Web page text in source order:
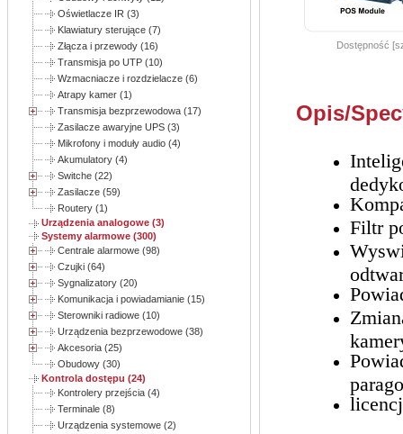
Oświetlacze IR (3)
Klawiatury sterujące (7)
Złącza i przewody (16)
Transmisja po UTP (10)
Wzmacniacze i rozdzielacze (6)
Atrapy kamer (1)
Transmisja bezprzewodowa (17)
Zasilacze awaryjne UPS (3)
Mikrofony i moduły audio (4)
Akumulatory (4)
Switche (22)
Zasilacze (59)
Routery (1)
Urządzenia analogowe (3)
Systemy alarmowe (300)
Centrale alarmowe (98)
Czujki (64)
Sygnalizatory (20)
Komunikacja i powiadamianie (15)
Sterowniki radiowe (10)
Urządzenia bezprzewodowe (38)
Akcesoria (25)
Obudowy (30)
Kontrola dostępu (24)
Kontrolery przejścia (4)
Terminale (8)
Urządzenia systemowe (2)
Dostępność
Opis/
Filtr